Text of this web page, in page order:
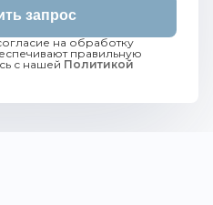
запрос
на обработку
правильную
с нашей Политикой